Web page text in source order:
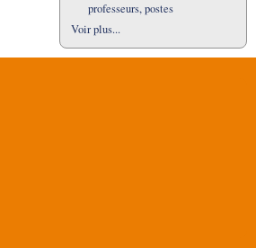
professeurs, postes
Voir plus...